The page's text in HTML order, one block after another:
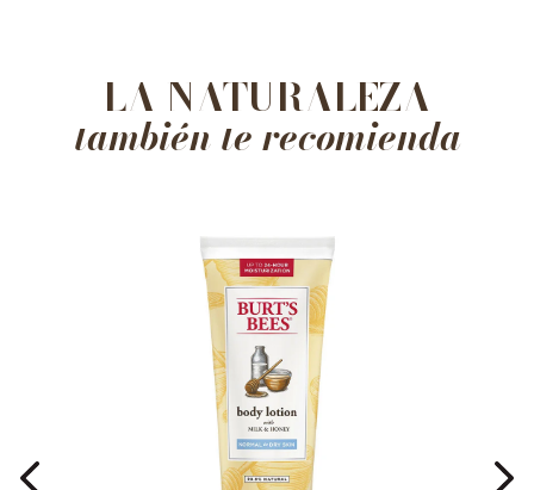
LA NATURALEZA
también te recomienda